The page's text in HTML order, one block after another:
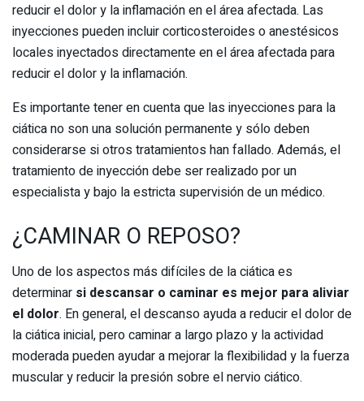
reducir el dolor y la inflamación en el área afectada. Las
inyecciones pueden incluir corticosteroides o anestésicos
locales inyectados directamente en el área afectada para
reducir el dolor y la inflamación.
Es importante tener en cuenta que las inyecciones para la
ciática no son una solución permanente y sólo deben
considerarse si otros tratamientos han fallado. Además, el
tratamiento de inyección debe ser realizado por un
especialista y bajo la estricta supervisión de un médico.
¿CAMINAR O REPOSO?
Uno de los aspectos más difíciles de la ciática es
determinar si descansar o caminar es mejor para aliviar
el dolor. En general, el descanso ayuda a reducir el dolor de
la ciática inicial, pero caminar a largo plazo y la actividad
moderada pueden ayudar a mejorar la flexibilidad y la fuerza
muscular y reducir la presión sobre el nervio ciático.